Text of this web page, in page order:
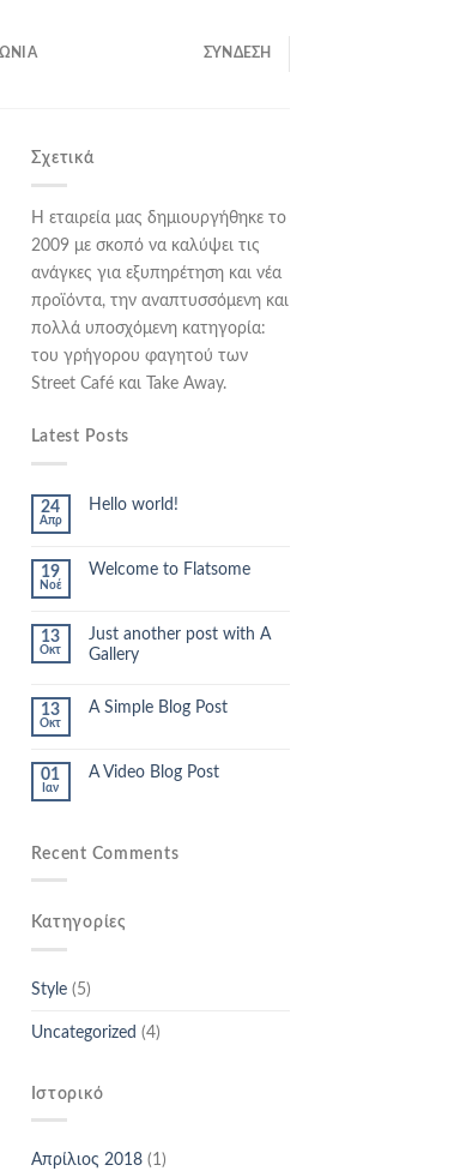
ΣΎΝΔΕΣΗ
Σχετικά
Η εταιρεία μας δημιουργήθηκε το
2009 με σκοπό να καλύψει τις
ανάγκες για εξυπηρέτηση και νέα
προϊόντα, την αναπτυσσόμενη και
πολλά υποσχόμενη κατηγορία:
του γρήγορου φαγητού των
Street Café και Take Away.
Latest Posts
24
Απρ
Hello world!
19
Νοέ
Welcome to Flatsome
13
Οκτ
Just another post with A
Gallery
13
Οκτ
A Simple Blog Post
01
Ιαν
A Video Blog Post
Recent Comments
Kατηγορίες
Style(5)
Uncategorized (4)
Ιστορικό
Απρίλιος 2018(1)